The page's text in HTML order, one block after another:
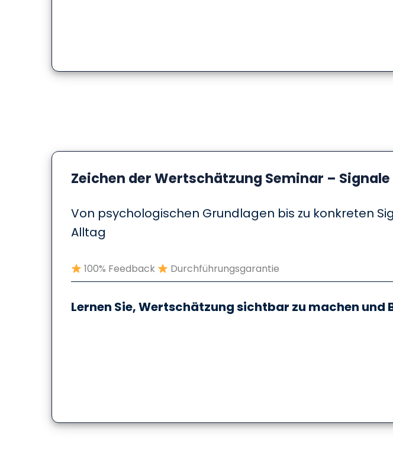
Zeichen der Wertschätzung Seminar –
Von psychologischen Grundlagen bis zu konkreten
Alltag
100% Feedback Durchführungsgarantie
Lernen Sie, Wertschätzung sichtbar zu machen